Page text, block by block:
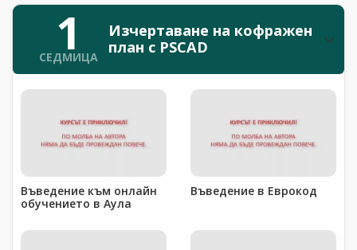
1
СЕДМИЦА
Изчертаване на кофражен
план с PSCAD
Въведение към онлайн
обучението в Аула
Въведение в Еврокод